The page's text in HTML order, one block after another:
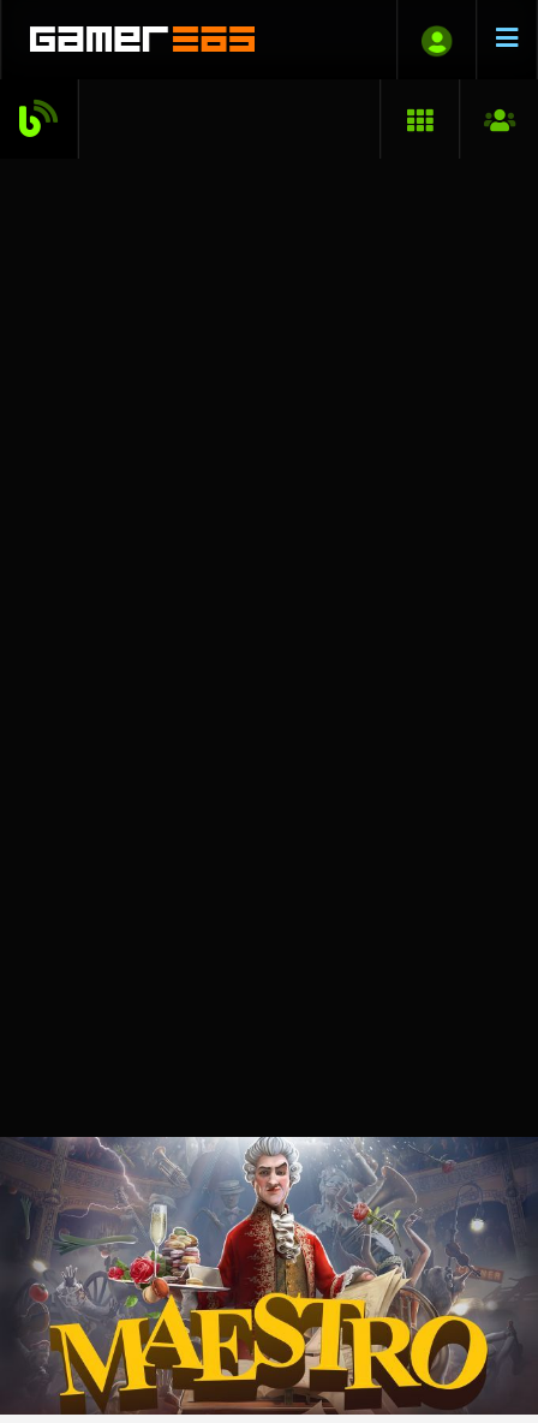
Maestro | PSVR2 TESZT
A ritmusjátékok számára hazai
pályának számít a virtuális
valóság, ha az ütemre lövöldözős
Pistol Whipről vagy a légdobolós
Drums Rockról nem is hallott